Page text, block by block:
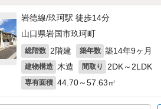
岩徳線/玖珂駅 徒歩14分
山口県岩国市玖珂町
総階数 2階建 築年数 築14年9ヶ月
建物構造 木造 間取り 2DK～2LDK
専有面積 44.70～57.63㎡